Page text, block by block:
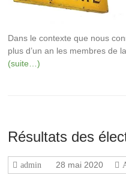
Dans le contexte que nous
plus d’un an les membres de
(suite…)
Résultats des
admin 28 mai 2020